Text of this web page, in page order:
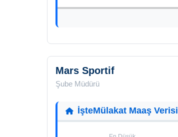
Mars Sportif
Şube Müdürü
İşteMülakat Maaş Verisi